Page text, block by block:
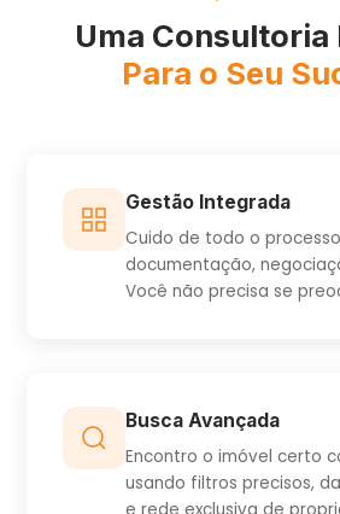
Uma Consultoria
Para o Seu
Gestão Integrada
Cuido de todo o
documentação,
Você não precisa se
Busca Avançada
Encontro o imóvel certo
usando filtros precisos,